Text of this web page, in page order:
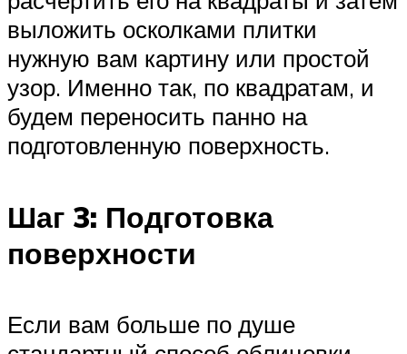
выложить осколками плитки
нужную вам картину или простой
узор. Именно так, по квадратам, и
будем переносить панно на
подготовленную поверхность.
Шаг 3: Подготовка
поверхности
Если вам больше по душе